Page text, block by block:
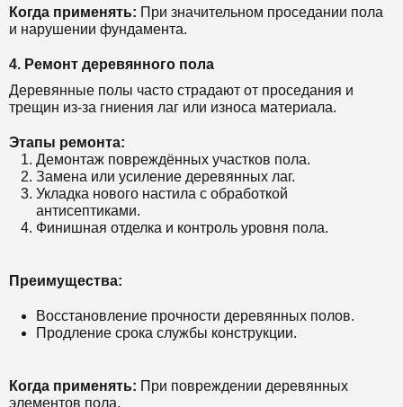
Когда применять: При значительном проседании пола
и нарушении фундамента.
4. Ремонт деревянного пола
Деревянные полы часто страдают от проседания и
трещин из-за гниения лаг или износа материала.
Этапы ремонта:
Демонтаж повреждённых участков пола.
Замена или усиление деревянных лаг.
Укладка нового настила с обработкой
антисептиками.
Финишная отделка и контроль уровня пола.
Преимущества:
Восстановление прочности деревянных полов.
Продление срока службы конструкции.
Когда применять: При повреждении деревянных
элементов пола.